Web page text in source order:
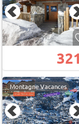
Montagne Vacances